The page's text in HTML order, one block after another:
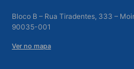
Bloco B – Rua Tiradentes, 333 –
90035-001
Ver no mapa